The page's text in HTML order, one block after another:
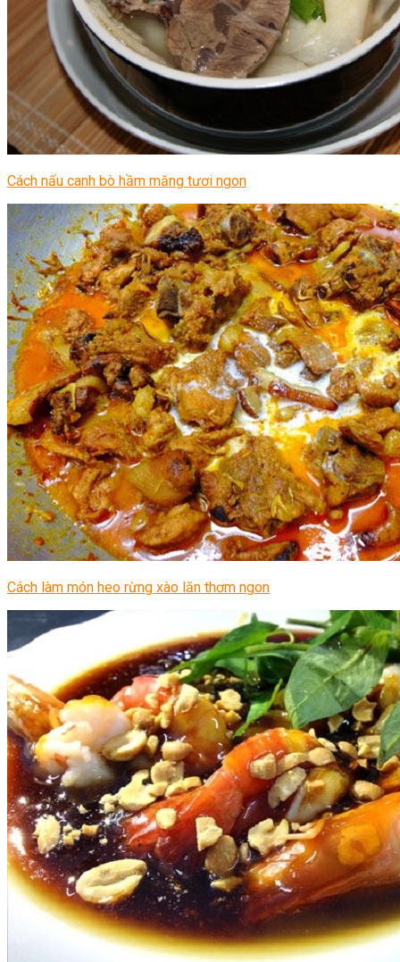
Cách nấu canh bò hầm măng tươi ngon
Cách làm món heo rừng xào lăn thơm ngon